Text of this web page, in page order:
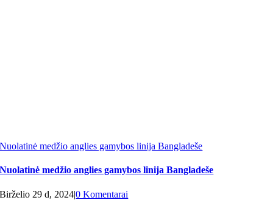
Nuolatinė medžio anglies gamybos linija Bangladeše
Nuolatinė medžio anglies gamybos linija Bangladeše
Birželio 29 d, 2024|0 Komentarai